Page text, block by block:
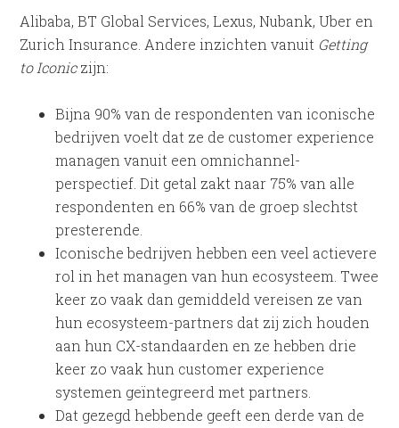
Alibaba, BT Global Services, Lexus, Nubank, Uber en
Zurich Insurance. Andere inzichten vanuit Getting
to Iconiczijn:
Bijna 90% van de respondenten van iconische
bedrijven voelt dat ze de customer experience
managen vanuit een omnichannel-
perspectief. Dit getal zakt naar 75% van alle
respondenten en 66% van de groep slechtst
presterende.
Iconische bedrijven hebben een veel actievere
rol in het managen van hun ecosysteem. Twee
keer zo vaak dan gemiddeld vereisen ze van
hun ecosysteem-partners dat zij zich houden
aan hun CX-standaarden en ze hebben drie
keer zo vaak hun customer experience
systemen geïntegreerd met partners.
Dat gezegd hebbende geeft een derde van de